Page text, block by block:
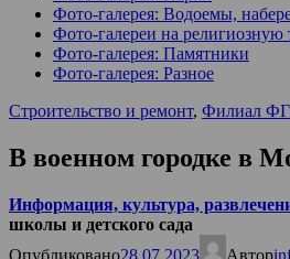
Фото-галерея: Водоемы,
Фото-галереи на религиозную
Фото-галерея: Памятники
Фото-галерея: Разное
Строительство и ремонт, Филиал
В военном городке в
Информация, культура,
школы и детского сада
Опубликовано28.07.2023 Автор